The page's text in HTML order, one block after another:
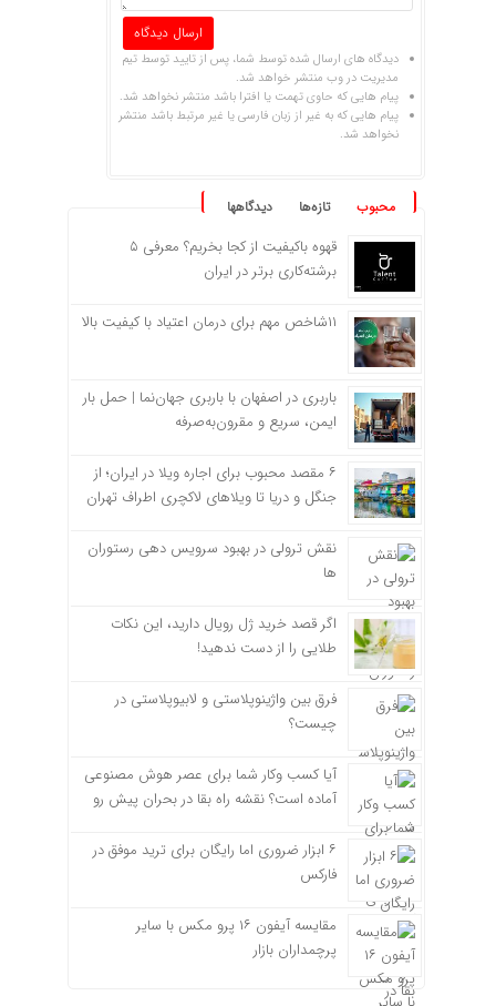
دیدگاه های ارسال شده توسط شما، پس از تایید توسط تیم
مدیریت در وب منتشر خواهد شد.
پیام هایی که حاوی تهمت یا افترا باشد منتشر نخواهد شد.
پیام هایی که به غیر از زبان فارسی یا غیر مرتبط باشد منتشر
نخواهد شد.
محبوب تازه‌ها دیدگاهها
قهوه باکیفیت از کجا بخریم؟ معرفی ۵
برشته‌کاری برتر در ایران
۱۱شاخص مهم برای درمان اعتیاد با کیفیت بالا
باربری در اصفهان با باربری جهان‌نما | حمل بار
ایمن، سریع و مقرون‌به‌صرفه
۶ مقصد محبوب برای اجاره ویلا در ایران؛ از
جنگل و دریا تا ویلاهای لاکچری اطراف تهران
نقش ترولی در بهبود سرویس دهی رستوران
ها
اگر قصد خرید ژل رویال دارید، این نکات
طلایی را از دست ندهید!
فرق بین واژینوپلاستی و لابیوپلاستی در
چیست؟
آیا کسب وکار شما برای عصر هوش مصنوعی
آماده است؟ نقشه راه بقا در بحران پیش رو
۶ ابزار ضروری اما رایگان برای ترید موفق در
فارکس
مقایسه آیفون ۱۶ پرو مکس با سایر
پرچمداران بازار